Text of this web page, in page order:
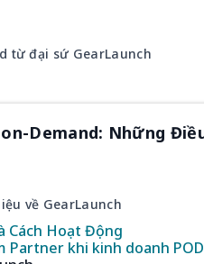
từ đại sứ GearLaunch
Demand: Những
về GearLaunch
Cách Hoạt Động
Partner khi kinh doanh